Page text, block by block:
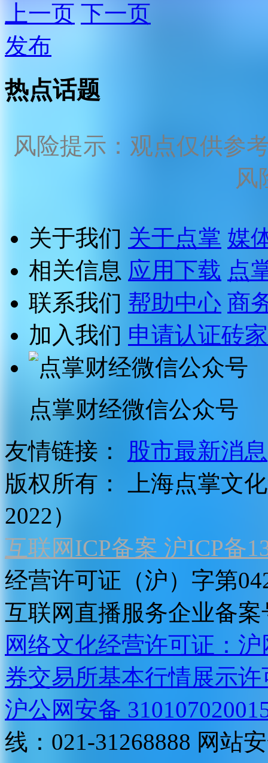
上一页 下一页
发布
热点话题
风险提示：观点仅供参
风
关于我们 关于点掌 媒
相关信息 应用下载 点
联系我们 帮助中心 商
加入我们 申请认证砖家
点掌财经微信公众号
友情链接：
股市最新消息
版权所有：
上海点掌文
2022）
互联网ICP备案 沪ICP备
经营许可证（沪）字第
互联网直播服务企业备案
网络文化经营许可证：
券交易所基本行情展示许
沪公网安备
线：021-31268888 网站